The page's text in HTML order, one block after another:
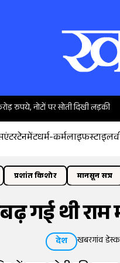
पर सोती दिखी लड़की
एंटरटेनमेंटधर्म-कर्मलाइफस्टाइल
प्रशांत किशोर मानसून सत्र
गई थी राम
देश खबरगांव डेस्क